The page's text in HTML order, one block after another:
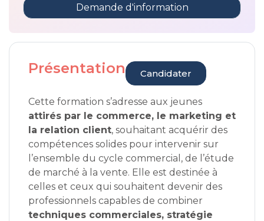
Demande d'information
Présentation Candidater
Cette formation s’adresse aux jeunes
attirés par le commerce, le marketing et
la relation client, souhaitant acquérir des
compétences solides pour intervenir sur
l’ensemble du cycle commercial, de l’étude
de marché à la vente. Elle est destinée à
celles et ceux qui souhaitent devenir des
professionnels capables de combiner
techniques commerciales, stratégie